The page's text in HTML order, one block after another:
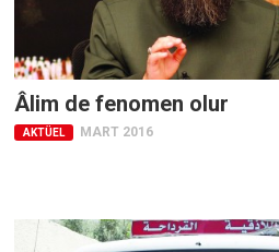
Âlim de fenomen olur
AKTÜEL MART 2016